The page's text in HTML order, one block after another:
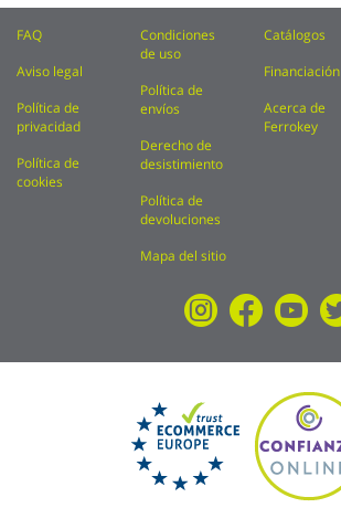
FAQ
Aviso legal
Política de
privacidad
Política de
cookies
Condiciones
de uso
Política de
envíos
Derecho de
desistimiento
Política de
devoluciones
Mapa del sitio
Catálogos
Financiación
Acerca de
Ferrokey